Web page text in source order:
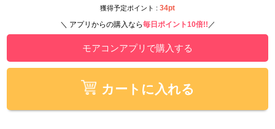
獲得予定ポイント : 34pt
＼ アプリからの購入なら毎日ポイント10倍!! ／
モアコンアプリで購入する
カートに入れる